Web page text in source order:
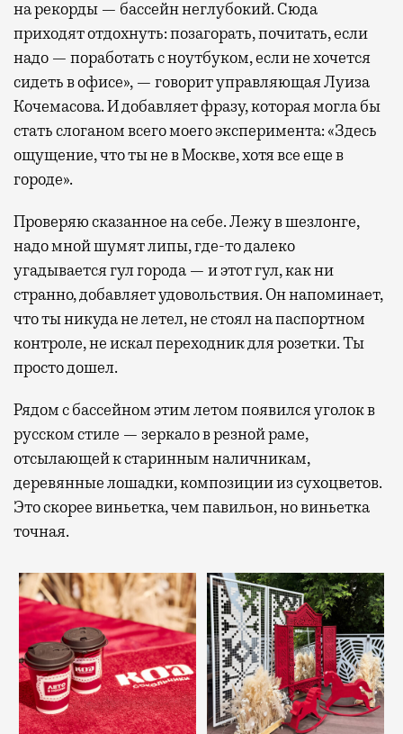
на рекорды — бассейн неглубокий. Сюда
приходят отдохнуть: позагорать, почитать, если
надо — поработать с ноутбуком, если не хочется
сидеть в офисе», — говорит управляющая Луиза
Кочемасова. И добавляет фразу, которая могла бы
стать слоганом всего моего эксперимента: «Здесь
ощущение, что ты не в Москве, хотя все еще в
городе».
Проверяю сказанное на себе. Лежу в шезлонге,
надо мной шумят липы, где-то далеко
угадывается гул города — и этот гул, как ни
странно, добавляет удовольствия. Он напоминает,
что ты никуда не летел, не стоял на паспортном
контроле, не искал переходник для розетки. Ты
просто дошел.
Рядом с бассейном этим летом появился уголок в
русском стиле — зеркало в резной раме,
отсылающей к старинным наличникам,
деревянные лошадки, композиции из сухоцветов.
Это скорее виньетка, чем павильон, но виньетка
точная.